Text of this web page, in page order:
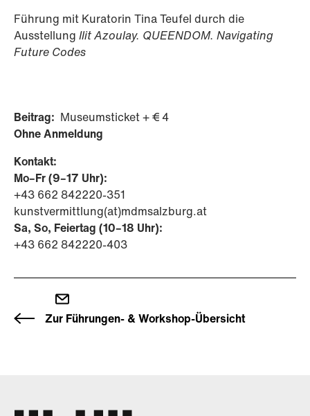
Führung mit Kuratorin Tina Teufel durch die
Ausstellung Ilit Azoulay. QUEENDOM. Navigating
Future Codes
Beitrag: Museumsticket + € 4
Ohne Anmeldung
Kontakt:
Mo–Fr (9–17 Uhr):
+43 662 842220-351
kunstvermittlung(at)mdmsalzburg.at
Sa, So, Feiertag (10–18 Uhr):
+43 662 842220-403
Zur Führungen- & Workshop-Übersicht